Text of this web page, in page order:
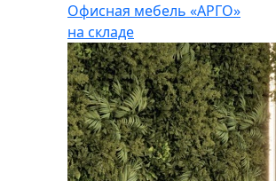
Офисная мебель «АРГО»
на складе